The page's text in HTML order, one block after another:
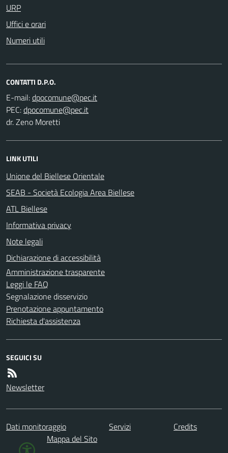
URP
Uffici e orari
Numeri utili
CONTATTI D.P.O.
E-mail:
PEC:
dr. Zeno Moretti
LINK UTILI
Unione del Biellese Orientale
SEAB - Società Ecologia Area Biellese
ATL Biellese
Informativa privacy
Note legali
Dichiarazione di accessibilità
Amministrazione trasparente
Leggi le FAQ
Segnalazione disservizio
Prenotazione appuntamento
Richiesta d'assistenza
SEGUICI SU
Newsletter
Dati monitoraggio Servizi
Credits
Mappa del Sito